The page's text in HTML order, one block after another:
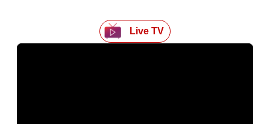
Live TV